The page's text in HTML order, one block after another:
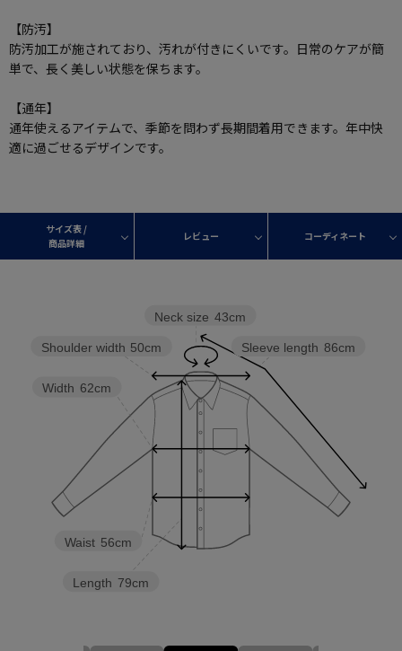
【防汚】
防汚加工が施されており、汚れが付きにくいです。日常のケアが簡
単で、長く美しい状態を保ちます。
【通年】
通年使えるアイテムで、季節を問わず長期間着用できます。年中快
適に過ごせるデザインです。
サイズ表 /
商品詳細
レビュー コーディネート
Sleeve length 86cm
Neck size 43cm
Length 79cm
Waist 56cm
Width 62cm
Shoulder width 50cm